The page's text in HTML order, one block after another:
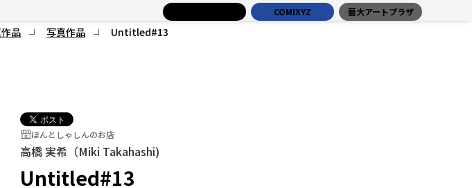
COMIXYZ 藝大アートプラザ
品 写真作品 Untitled#13
ほんとしゃしんのお店
高橋 実希（Miki Takahashi)
Untitled#13